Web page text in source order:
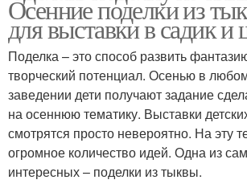
Осенние поделки из
для выставки в садик и
Поделка – это способ развить
творческий потенциал. Осенью в
заведении дети получают задание
на осеннюю тематику. Выставки
смотрятся просто невероятно. На эту
огромное количество идей. Одна из
интересных – поделки из тыквы.